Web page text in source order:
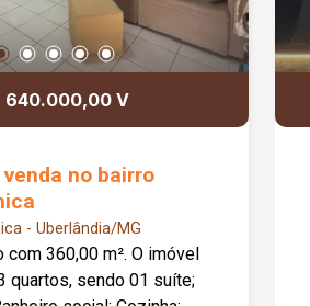
640.000,00 V
no bairro
- Uberlândia/MG
quartos, sendo 01 suíte;